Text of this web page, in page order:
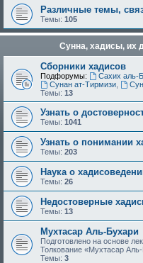
Различные темы,
Темы: 105
Сунна, хадисы, их
Сборники хадисов
Подфорумы: Сахих аль-
Сунан ат-Тирмизи,
Темы: 13
Узнать о
Темы: 1041
Узнать о понимании
Темы: 203
Наука о
Темы: 26
Недостоверные
Темы: 13
Мухтасар Аль-Бухари
Подготовлено на основе
Толкование «Мухтасар
Темы: 3